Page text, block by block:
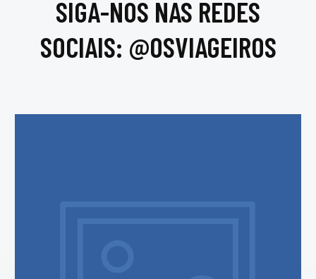
SIGA-NOS NAS REDES
SOCIAIS: @OSVIAGEIROS